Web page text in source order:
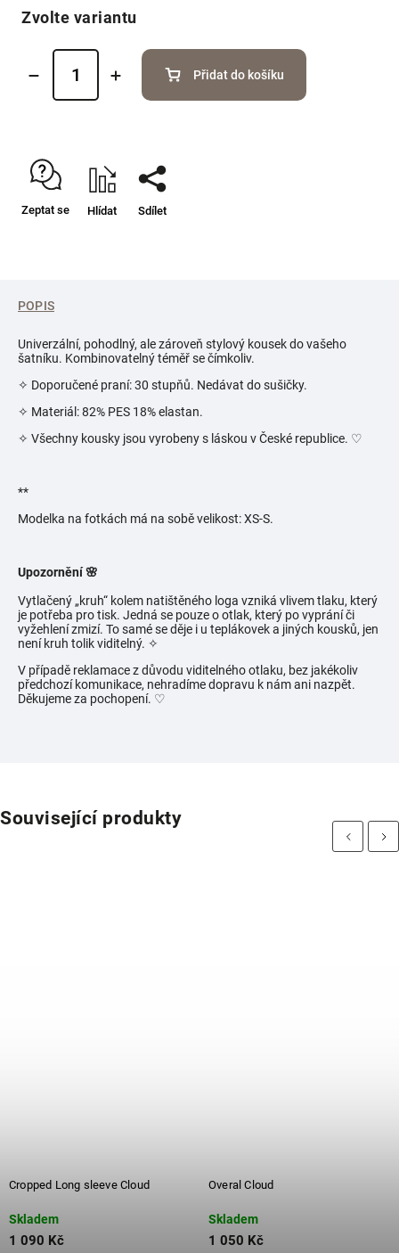
Zvolte variantu
Přidat do košíku
Zeptat se Hlídat Sdílet
POPIS
Univerzální, pohodlný, ale zároveň stylový kousek do vašeho
šatníku. Kombinovatelný téměř se čímkoliv.
✧ Doporučené praní: 30 stupňů. Nedávat do sušičky.
✧ Materiál: 82% PES 18% elastan.
✧ Všechny kousky jsou vyrobeny s láskou v České republice. ♡
**
Modelka na fotkách má na sobě velikost:XS-S.
Upozornění 🌸
Vytlačený „kruh“ kolem natištěného loga vzniká vlivem tlaku, který
je potřeba pro tisk. Jedná se pouze o otlak, který po vyprání či
vyžehlení zmizí. To samé se děje i u teplákovek a jiných kousků, jen
není kruh tolik viditelný. ✧
V případě reklamace z důvodu viditelného otlaku, bez jakékoliv
předchozí komunikace, nehradíme dopravu k nám ani nazpět.
Děkujeme za pochopení. ♡
Související produkty
Previous
Cropped Long sleeve Cloud
Skladem
1 090 Kč
Overal Cloud
Skladem
1 050 Kč
Next